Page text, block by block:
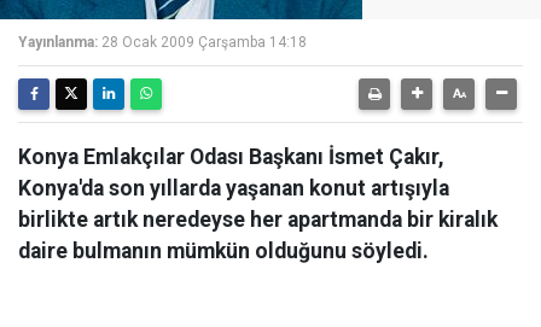
Yayınlanma: 28 Ocak 2009 Çarşamba 14:18
Konya Emlakçılar Odası Başkanı İsmet Çakır,
Konya'da son yıllarda yaşanan konut artışıyla
birlikte artık neredeyse her apartmanda bir kiralık
daire bulmanın mümkün olduğunu söyledi.